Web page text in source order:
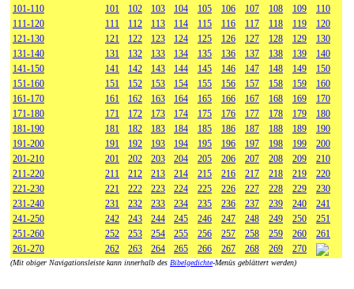
101-110
101 102 103 104 105 106 107 108 109
110
111-120
111 112 113 114 115 116 117 118 119
120
121-130
121 122 123 124 125 126 127 128 129
130
131-140
131 132 133 134 135 136 137 138 139
140
141-150
141 142 143 144 145 146 147 148 149
150
151-160
151 152 153 154 155 156 157 158 159
160
161-170
161 162 163 164 165 166 167 168 169
170
171-180
171 172 173 174 175 176 177 178 179
180
181-190
181 182 183 184 185 186 187 188 189
190
191-200
191 192 193 194 195 196 197 198 199
200
201-210
201 202 203 204 205 206 207 208 209
210
211-220
211 212 213 214 215 216 217 218 219
220
221-230
221 222 223 224 225 226 227 228 229
230
231-240
231 232 233 234 235 236 237 239 240
241
241-250
242 243 244 245 246 247 248 249 250
251
251-260
252 253 254 255 256 257 258 259 260
261
261-270
262 263 264 265 266 267 268 269 270
(Mit obiger Navigationsleiste kann innerhalb des Bibelgedichte-Menüs geblättert werden)